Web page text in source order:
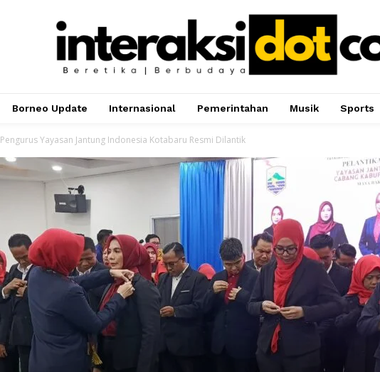
Borneo Update Internasional Pemerintahan Musik Sports
Pengurus Yayasan Jantung Indonesia Kotabaru Resmi Dilantik